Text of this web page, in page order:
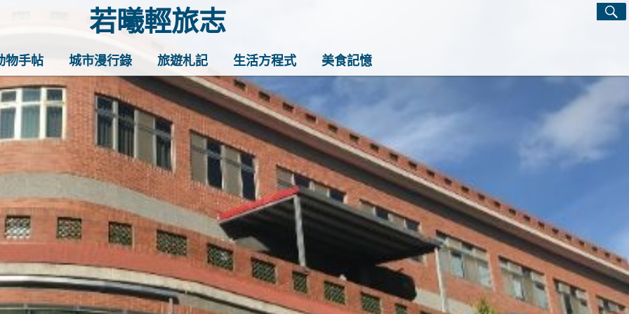
若曦輕旅志
歡迎訪問若曦輕旅志——打造你的質感生活指南！這裡有最實用的旅行攻略、最實用的居
家妙招、最地道的美食推薦，還有暖心的寵物飼養經和綠植養護知識。每天發現一點生活
小確幸，讓平凡日子閃閃發光！
物手帖 城市漫行錄 旅遊札記 生活方程式 美食記憶
Search